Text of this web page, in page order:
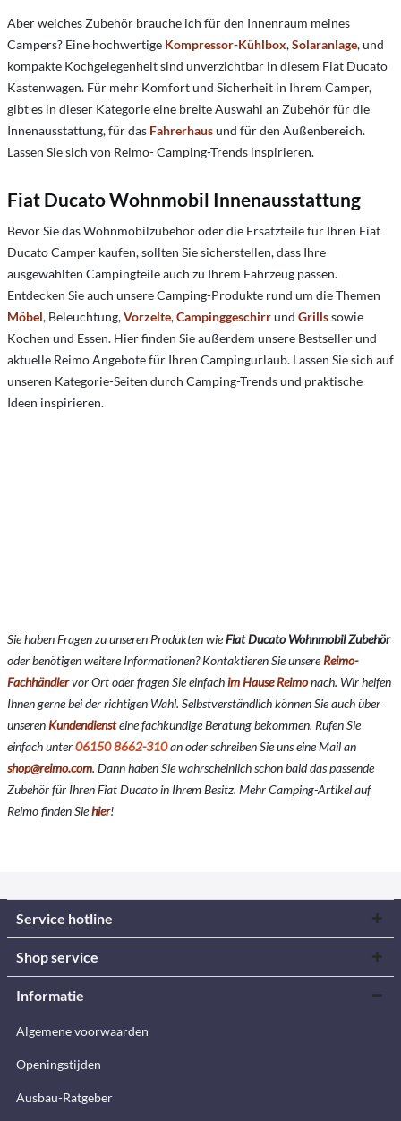
Aber welches Zubehör brauche ich für den Innenraum meines
Campers? Eine hochwertige Kompressor-Kühlbox,Solaranlage, und
kompakte Kochgelegenheit sind unverzichtbar in diesem Fiat Ducato
Kastenwagen. Für mehr Komfort und Sicherheit in Ihrem Camper,
gibt es in dieser Kategorie eine breite Auswahl an Zubehör für die
Innenausstattung, für das Fahrerhausund für den Außenbereich.
Lassen Sie sich von Reimo- Camping-Trends inspirieren.
Fiat Ducato Wohnmobil Innenausstattung
Bevor Sie das Wohnmobilzubehör oder die Ersatzteile für Ihren Fiat
Ducato Camper kaufen, sollten Sie sicherstellen, dass Ihre
ausgewählten Campingteile auch zu Ihrem Fahrzeug passen.
Entdecken Sie auch unsere Camping-Produkte rund um die Themen
Möbel, Beleuchtung,Vorzelte,Campinggeschirrund Grillssowie
Kochen und Essen. Hier finden Sie außerdem unsere Bestseller und
aktuelle Reimo Angebote für Ihren Campingurlaub. Lassen Sie sich auf
unseren Kategorie-Seiten durch Camping-Trends und praktische
Ideen inspirieren.
Sie haben Fragen zu unseren Produkten wieFiat Ducato Wohnmobil Zubehör
oder benötigen weitere Informationen? Kontaktieren Sie unsereReimo-
Fachhändlervor Ort oder fragen Sie einfachim Hause Reimonach. Wir helfen
Ihnen gerne bei der richtigen Wahl. Selbstverständlich können Sie auch über
unseren Kundendiensteine fachkundige Beratung bekommen. Rufen Sie
einfach unter06150 8662-310an oder schreiben Sie uns eine Mail an
shop@reimo.com. Dann haben Sie wahrscheinlich schon bald das passende
Zubehör für Ihren Fiat Ducato in Ihrem Besitz. Mehr Camping-Artikel auf
Reimo finden Siehier!
Service hotline
Shop service
Informatie
Algemene voorwaarden
Openingstijden
Ausbau-Ratgeber